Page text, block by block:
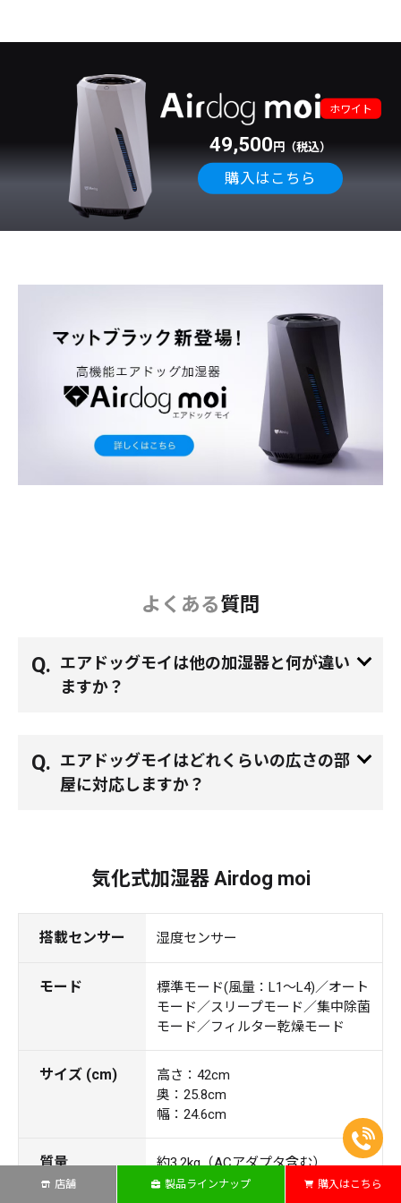
ホワイト
49,500 円（税込）
購入はこちら
よくある質問
エアドッグモイは他の加湿器と何が違い
ますか？
エアドッグモイはどれくらいの広さの部
屋に対応しますか？
気化式加湿器 Airdog moi
搭載センサー 湿度センサー
モード
標準モード(風量：L1～L4)／オート
モード／スリープモード／集中除菌
モード／フィルター乾燥モード
サイズ (cm)
高さ：42cm
奥：25.8cm
幅：24.6cm
質量 約3.2kg（ACアダプタ含む）
店舗 製品ラインナップ 購入はこちら